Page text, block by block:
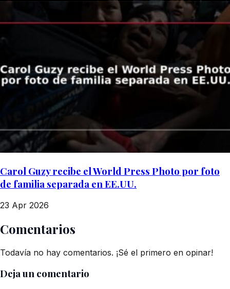
Carol Guzy recibe el World Press Photo por foto
de familia separada en EE.UU.
23 Apr 2026
Comentarios
Todavía no hay comentarios. ¡Sé el primero en opinar!
Deja un comentario